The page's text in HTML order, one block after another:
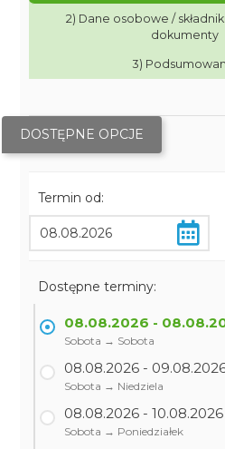
2) Dane osobowe /
dokumenty
3)
DOSTĘPNE OPCJE
Termin od:
Dostępne terminy:
08.08.2026 -
Sobota → Sobota
08.08.2026 -
Sobota → Niedziela
08.08.2026 - 10.08.2026
Sobota → Poniedziałek